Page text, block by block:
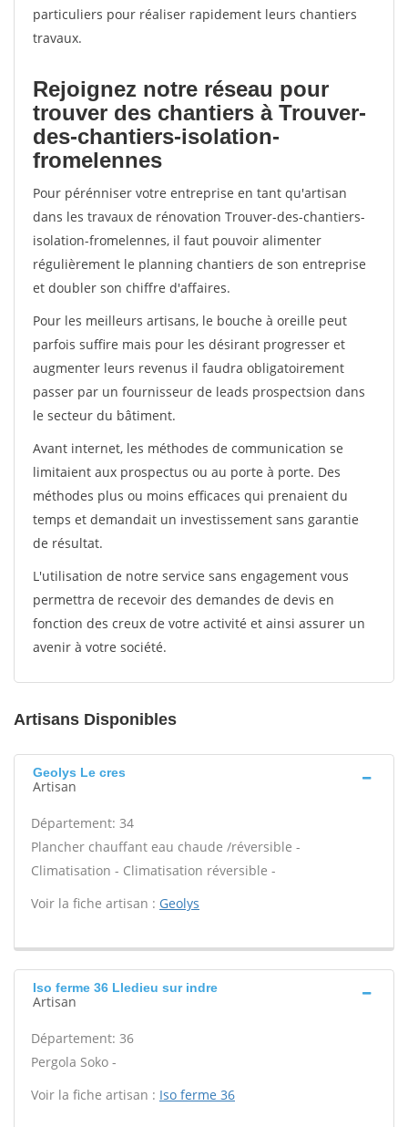
particuliers pour réaliser rapidement leurs chantiers
travaux.
Rejoignez notre réseau pour
trouver des chantiers à Trouver-
des-chantiers-isolation-
fromelennes
Pour pérénniser votre entreprise en tant qu'artisan
dans les travaux de rénovation Trouver-des-chantiers-
isolation-fromelennes, il faut pouvoir alimenter
régulièrement le planning chantiers de son entreprise
et doubler son chiffre d'affaires.
Pour les meilleurs artisans, le bouche à oreille peut
parfois suffire mais pour les désirant progresser et
augmenter leurs revenus il faudra obligatoirement
passer par un fournisseur de leads prospectsion dans
le secteur du bâtiment.
Avant internet, les méthodes de communication se
limitaient aux prospectus ou au porte à porte. Des
méthodes plus ou moins efficaces qui prenaient du
temps et demandait un investissement sans garantie
de résultat.
L'utilisation de notre service sans engagement vous
permettra de recevoir des demandes de devis en
fonction des creux de votre activité et ainsi assurer un
avenir à votre société.
Artisans Disponibles
Geolys Le cres
Artisan
Département: 34
Plancher chauffant eau chaude /réversible -
Climatisation - Climatisation réversible -
Voir la fiche artisan : Geolys
Iso ferme 36 Lledieu sur indre
Artisan
Département: 36
Pergola Soko -
Voir la fiche artisan : Iso ferme 36